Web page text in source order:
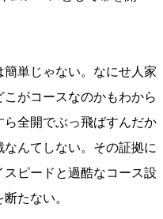
単じゃない。なにせ人家
がコースなのかもわから
全開でぶっ飛ばすんだか
んてしない。その証拠に
ピードと過酷なコース設
たない。